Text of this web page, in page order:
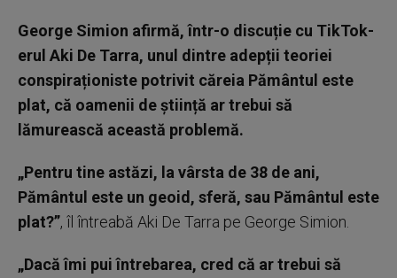
George Simion afirmă, într-o discuție cu TikTok-
erul Aki De Tarra, unul dintre adepții teoriei
conspiraționiste potrivit căreia Pământul este
plat, că oamenii de știință ar trebui să
lămurească această problemă.
„Pentru tine astăzi, la vârsta de 38 de ani,
Pământul este un geoid, sferă, sau Pământul este
plat?”, îl întreabă Aki De Tarra pe George Simion.
„Dacă îmi pui întrebarea, cred că ar trebui să